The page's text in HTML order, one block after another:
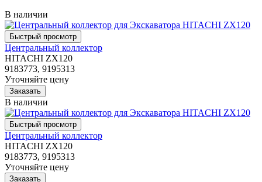
В наличии
Центральный коллектор
HITACHI ZX120
9183773, 9195313
Уточняйте цену
В наличии
Центральный коллектор
HITACHI ZX120
9183773, 9195313
Уточняйте цену